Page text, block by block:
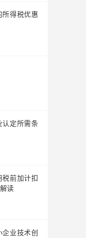
所得税优惠
认定所需条
税前加计扣
读
企业技术创